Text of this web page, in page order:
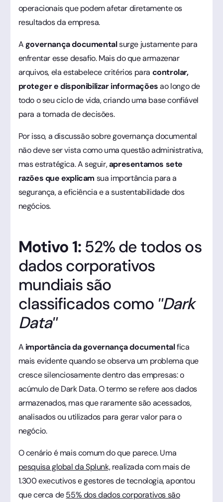
operacionais que podem afetar diretamente os
resultados da empresa.
Agovernança documentalsurge justamente para
enfrentar esse desafio. Mais do que armazenar
arquivos, ela estabelece critérios para controlar,
proteger e disponibilizar informaçõesao longo de
todo o seu ciclo de vida, criando uma base confiável
para a tomada de decisões.
Por isso, a discussão sobre governança documental
não deve ser vista como uma questão administrativa,
mas estratégica. A seguir,apresentamos sete
razões que explicam sua importância para a
segurança, a eficiência e a sustentabilidade dos
negócios.
Motivo 1: 52% de todos os
dados corporativos
mundiais são
classificados como "Dark
Data"
A importância da governança documentalfica
mais evidente quando se observa um problema que
cresce silenciosamente dentro das empresas: o
acúmulo de Dark Data. O termo se refere aos dados
armazenados, mas que raramente são acessados,
analisados ou utilizados para gerar valor para o
negócio.
O cenário é mais comum do que parece. Uma
pesquisa global da Splunk,realizada com mais de
1.300 executivos e gestores de tecnologia, apontou
que cerca de55% dos dados corporativos são